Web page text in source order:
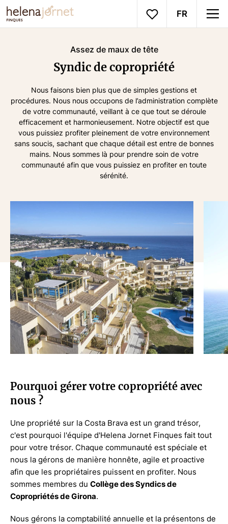
FR
Assez de maux de tête
Syndic de copropriété
Nous faisons bien plus que de simples gestions et
procédures. Nous nous occupons de l’administration complète
de votre communauté, veillant à ce que tout se déroule
efficacement et harmonieusement. Notre objectif est que
vous puissiez profiter pleinement de votre environnement
sans soucis, sachant que chaque détail est entre de bonnes
mains. Nous sommes là pour prendre soin de votre
communauté afin que vous puissiez en profiter en toute
sérénité.
Pourquoi gérer votre copropriété avec
nous ?
Une propriété sur la Costa Brava est un grand trésor,
c'est pourquoi l'équipe d'Helena Jornet Finques fait tout
pour votre trésor. Chaque communauté est spéciale et
nous la gérons de manière honnête, agile et proactive
afin que les propriétaires puissent en profiter. Nous
sommes membres du Collège des Syndics de
Copropriétés de Girona.
Nous gérons la comptabilité annuelle et la présentons de